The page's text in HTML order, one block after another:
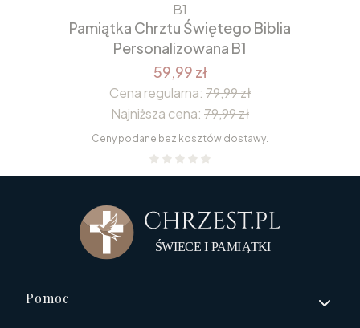
B1
Pamiątka Chrztu Świętego Biblia
Personalizowana B1
59,99 zł
Cena regularna: 79,99 zł
Najniższa cena: 79,99 zł
Ceny podane bez kosztów dostawy.
Linki w stopce
Pomoc